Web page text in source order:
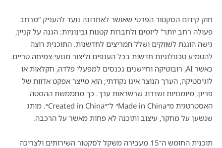
חוק קידום הסקטור הפרטי שאושר לאחרונה נועד להעניק ”מרחב
פעולה רחב יותר“ ליזמים ולחברות קטנות ובינוניות: הגנה על קניין,
גישה הוגנת לשווקים ושלל תמריצים לחדשנות. התוכנית רוצה
להטמיע טכנולוגיות חדשות בכל הענפים וליצור מנועי צמיחה טריים.
כאשר AI, רובוטיקה וחיישנים נכנסים למפעלי פלדה, חקלאות או
לוגיסטיקה, הערך הנוצר אינו נקודתי; הוא מייצר אפקט אדוות של
פריון, מיומנויות ושדרוג שרשראות ערך. כך מתממשת ההסטה
האסטרטגית מ״Made in China״ ל־״Created in China״. מותג
שנשען על מחקר, עיצוב ותוכנה לא פחות מאשר על הרכבה.
תוכנית החומש ה־15 מעבירה משקל לסקטור השירותים ולצריכה